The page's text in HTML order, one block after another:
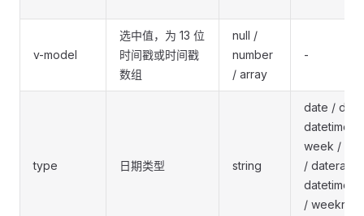
v-model
选中值，为 13 位
时间戳或时间戳
数组
null /
number
/ array
-
type 日期类型 string
date /
datetime /
week /
/
/